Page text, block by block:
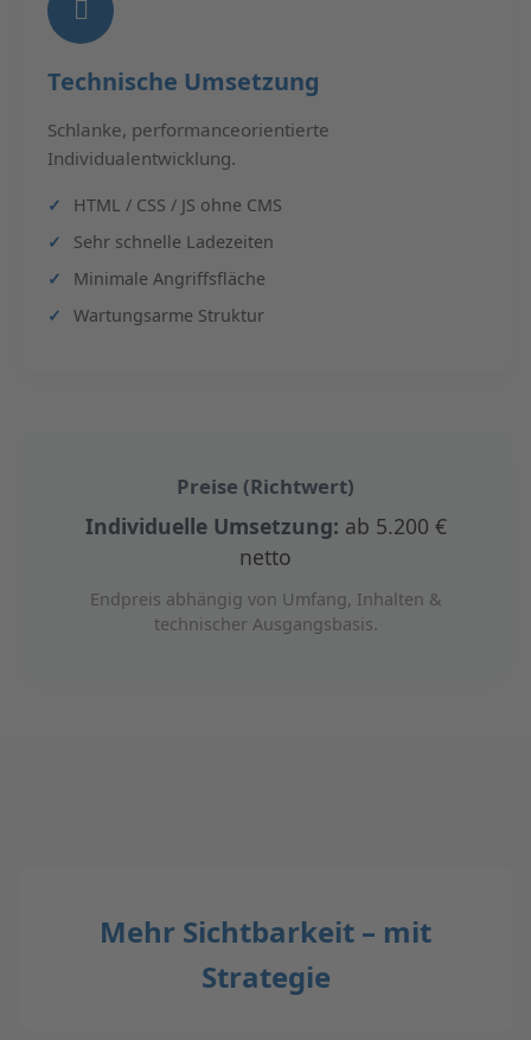
Technische Umsetzung
Schlanke, performanceorientierte
Individualentwicklung.
HTML / CSS / JS ohne CMS
Sehr schnelle Ladezeiten
Minimale Angriffsfläche
Wartungsarme Struktur
Preise (Richtwert)
Individuelle Umsetzung: ab 5.200 €
netto
Endpreis abhängig von Umfang, Inhalten &
technischer Ausgangsbasis.
Mehr Sichtbarkeit – mit
Strategie